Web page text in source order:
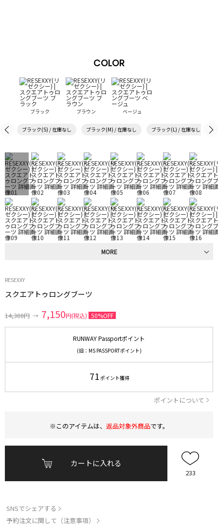
COLOR
ブラック ブラウン ベージュ
ブラック(S) / 在庫なし ブラック(M) / 在庫なし ブラック(L) / 在庫なし
MORE
RESEXXY
スクエアトゥロングブーツ
14,300円 → 7,150円(税込) 50%OFF
RUNWAY Passportポイント
(旧：MS PASSPORTポイント)
71 ポイント獲得
ポイントについて
※このアイテムは、 返品対象外商品です。
カートに入れる
233
SNSでシェアする
予約注文に関して（注意事項）